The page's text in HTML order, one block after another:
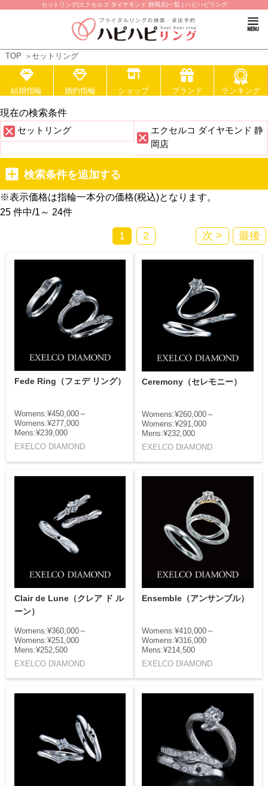
セットリング(エクセルコ ダイヤモンド 静岡店)一覧 | ハピハピリング
TOP セットリング
結婚指輪 婚約指輪 ショップ ブランド ランキング
現在の検索条件
セットリング
エクセルコ ダイヤモンド 静
岡店
検索条件を追加する
※表示価格は指輪一本分の価格(税込)となります。
25 件中/1～ 24件
1 2 次 > 最後
Fede Ring（フェデ リング）
Womens:¥450,000～
Womens:¥277,000
Mens:¥239,000
EXELCO DIAMOND
Ceremony（セレモニー）
Womens:¥260,000～
Womens:¥291,000
Mens:¥232,000
EXELCO DIAMOND
Clair de Lune（クレア ド ル
ーン）
Womens:¥360,000～
Womens:¥251,000
Mens:¥252,500
EXELCO DIAMOND
Ensemble（アンサンブル）
Womens:¥410,000～
Womens:¥316,000
Mens:¥214,500
EXELCO DIAMOND